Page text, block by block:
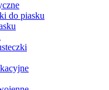
do piasku